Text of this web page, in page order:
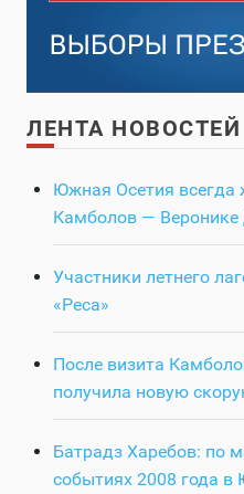
ЛЕНТА НОВОСТЕЙ
Южная Осетия всегда
Камболов —
Участники летнего
«Реса»
После визита
получила новую
Батрадз Харебов: по
событиях 2008 года